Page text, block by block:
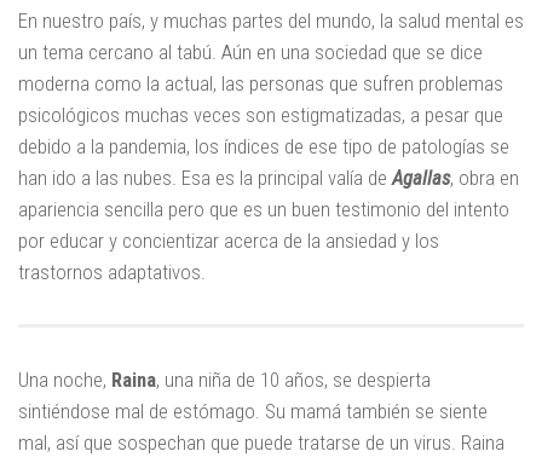
En nuestro país, y muchas partes del mundo, la salud mental es
un tema cercano al tabú. Aún en una sociedad que se dice
moderna como la actual, las personas que sufren problemas
psicológicos muchas veces son estigmatizadas, a pesar que
debido a la pandemia, los índices de ese tipo de patologías se
han ido a las nubes. Esa es la principal valía deAgallas, obra en
apariencia sencilla pero que es un buen testimonio del intento
por educar y concientizar acerca de la ansiedad y los
trastornos adaptativos.
Una noche, Raina, una niña de 10 años, se despierta
sintiéndose mal de estómago. Su mamá también se siente
mal, así que sospechan que puede tratarse de un virus. Raina